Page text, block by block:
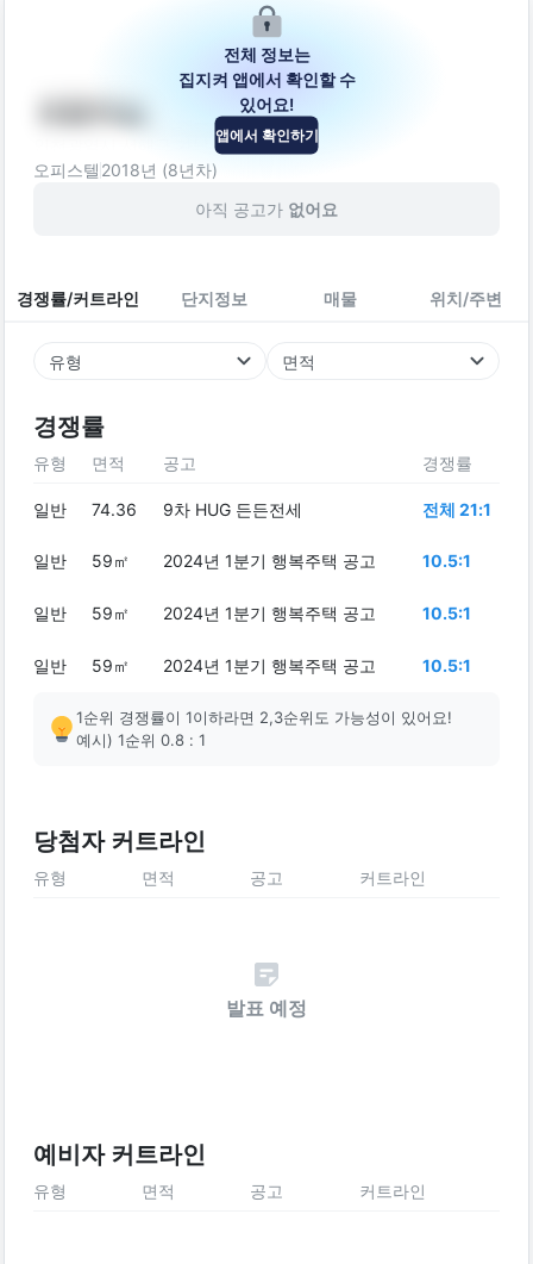
인천광역시 서해구 가남로 303
오피스텔 2018년 (8년차)
아직 공고가 없어요
경쟁률/커트라인 단지정보 매물 위치/주변
유형 면적
경쟁률
전체 정보는
집지켜 앱에서 확인할 수
있어요!
앱에서 확인하기
유형 면적 공고 경쟁률
일반 74.36 9차 HUG 든든전세 전체 21:1
일반 59㎡ 2024년 1분기 행복주택 공고 10.5:1
일반 59㎡ 2024년 1분기 행복주택 공고 10.5:1
일반 59㎡ 2024년 1분기 행복주택 공고 10.5:1
1순위 경쟁률이 1이하라면 2,3순위도 가능성이 있어요!
예시) 1순위 0.8 : 1
당첨자 커트라인
유형 면적 공고 커트라인
발표 예정
예비자 커트라인
유형 면적 공고 커트라인